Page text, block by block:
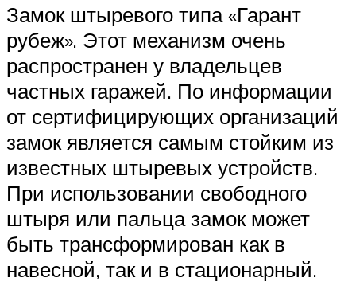
Замок штыревого типа «Гарант
рубеж». Этот механизм очень
распространен у владельцев
частных гаражей. По информации
от сертифицирующих организаций
замок является самым стойким из
известных штыревых устройств.
При использовании свободного
штыря или пальца замок может
быть трансформирован как в
навесной, так и в стационарный.